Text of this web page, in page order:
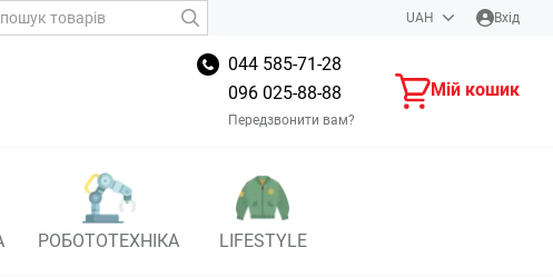
UAH Вхід
044 585-71-28
096 025-88-88
Передзвонити вам?
Мій кошик
РОБОТОТЕХНІКА LIFESTYLE